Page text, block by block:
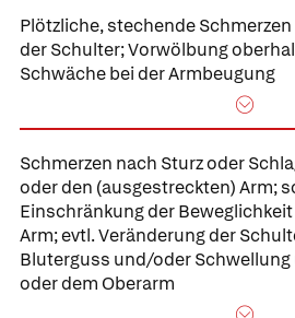
Plötzliche, stechende
der Schulter; Vorwölbung
Schwäche bei der Armbeugung
Schmerzen nach Sturz oder
oder den (ausgestreckten) Arm;
Einschränkung der
Arm; evtl. Veränderung der
Bluterguss und/oder
oder dem Oberarm